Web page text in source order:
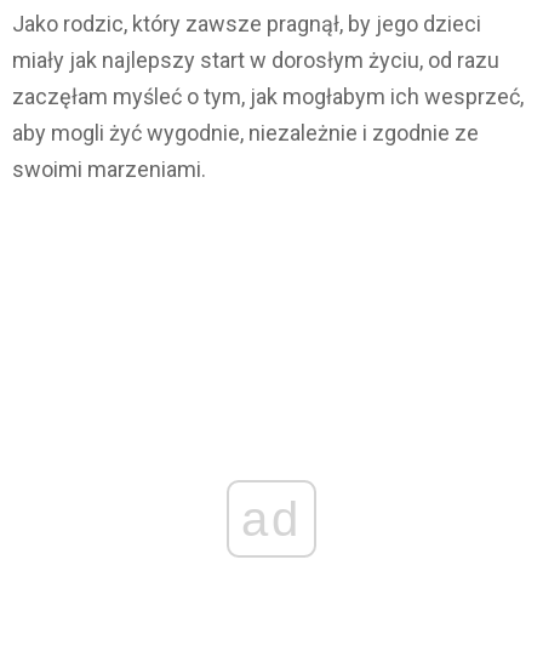
Jako rodzic, który zawsze pragnął, by jego dzieci
miały jak najlepszy start w dorosłym życiu, od razu
zaczęłam myśleć o tym, jak mogłabym ich wesprzeć,
aby mogli żyć wygodnie, niezależnie i zgodnie ze
swoimi marzeniami.
ad